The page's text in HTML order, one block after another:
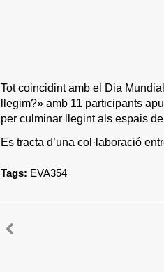
Tot coincidint amb el Dia
llegim?» amb 11 participants
per culminar llegint als espais
Es tracta d’una col·laboració
Tags: EVA354